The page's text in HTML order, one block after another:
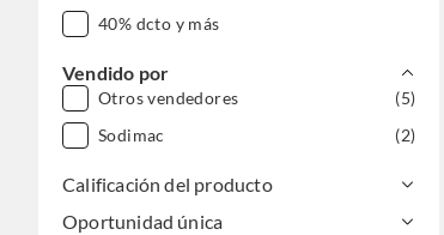
40% dcto y más
Vendido por
Otros vendedores
(5)
Sodimac
(2)
Calificación del producto
Oportunidad única